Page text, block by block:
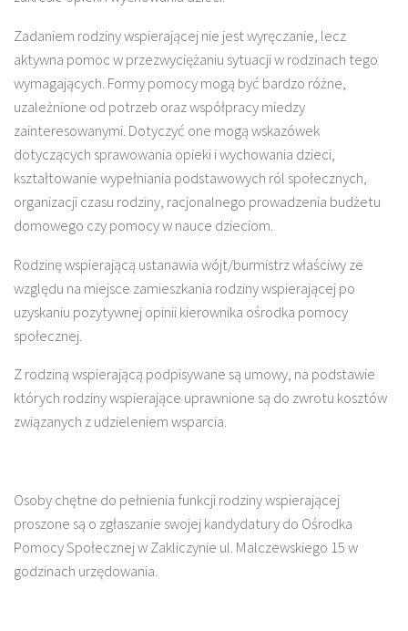
Zadaniem rodziny wspierającej nie jest wyręczanie, lecz
aktywna pomoc w przezwyciężaniu sytuacji w rodzinach tego
wymagających. Formy pomocy mogą być bardzo różne,
uzależnione od potrzeb oraz współpracy miedzy
zainteresowanymi. Dotyczyć one mogą wskazówek
dotyczących sprawowania opieki i wychowania dzieci,
kształtowanie wypełniania podstawowych ról społecznych,
organizacji czasu rodziny, racjonalnego prowadzenia budżetu
domowego czy pomocy w nauce dzieciom.
Rodzinę wspierającą ustanawia wójt/burmistrz właściwy ze
względu na miejsce zamieszkania rodziny wspierającej po
uzyskaniu pozytywnej opinii kierownika ośrodka pomocy
społecznej.
Z rodziną wspierającą podpisywane są umowy, na podstawie
których rodziny wspierające uprawnione są do zwrotu kosztów
związanych z udzieleniem wsparcia.
Osoby chętne do pełnienia funkcji rodziny wspierającej
proszone są o zgłaszanie swojej kandydatury do Ośrodka
Pomocy Społecznej w Zakliczynie ul. Malczewskiego 15 w
godzinach urzędowania.